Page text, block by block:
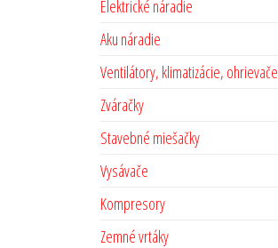
Elektrické náradie
Aku náradie
Ventilátory, klimatizácie, ohrievače
Zváračky
Stavebné miešačky
Vysávače
Kompresory
Zemné vrtáky